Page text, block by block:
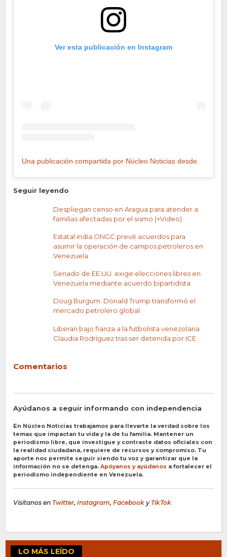
Ver esta publicación en Instagram
Seguir leyendo
Despliegan censo en Aragua para atender a
familias afectadas por el sismo (+Video)
Estatal india ONGC prevé acuerdos para
asumir la operación de campos petroleros en
Venezuela
Senado de EE.UU. exige elecciones libres en
Venezuela mediante acuerdo bipartidista
Doug Burgum: Donald Trump transformó el
mercado petrolero global
Liberan bajo fianza a la futbolista venezolana
Claudia Rodríguez tras ser detenida por ICE
Comentarios
Ayúdanos a seguir informando con independencia
En Núcleo Noticias trabajamos para llevarte la verdad sobre los
temas que impactan tu vida y la de tu familia. Mantener un
periodismo libre, que investigue y contraste datos oficiales con
la realidad ciudadana, requiere de recursos y compromiso. Tu
aporte nos permite seguir siendo tu voz y garantizar que la
información no se detenga. Apóyanos y ayúdanos a fortalecer el
periodismo independiente en Venezuela.
Visítanos en Twitter, Instagram, Facebook y TikTok
LO MÁS LEÍDO